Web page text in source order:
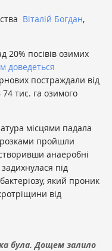
Віталій Богдан,
20% посівів озимих
доведеться
постраждали від
тис. га озимого
місцями падала
пройшли
анаеробні
під
який проник
від
була. Дощем залило